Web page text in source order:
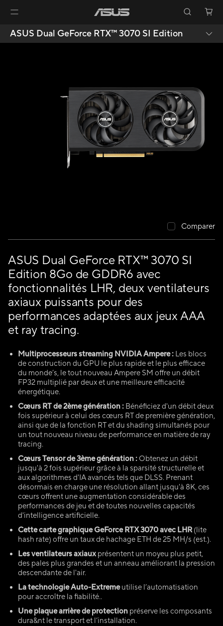
ASUS Dual GeForce RTX™️ 3070 SI Edition
ASUS Dual GeForce RTX™️ 3070 SI
Edition 8Go de GDDR6 avec
fonctionnalités LHR, deux ventilateurs
axiaux puissants pour des
performances adaptées aux jeux AAA
et ray tracing.
Multiprocesseurs streaming NVIDIA Ampere : Les blocs
de construction du GPU le plus rapide et le plus efficace
du monde’s, le tout nouveau Ampere SM offre un débit
FP32 multiplié par deux et une meilleure efficacité
énergétique.
Cœurs RT de 2ème génération : Bénéficiez d'un débit deux
fois supérieur à celui des cœurs RT de première génération,
ainsi que de la fonction RT et du shading simultanés pour
un tout nouveau niveau de performance en matière de ray
tracing.
Cœurs Tensor de 3ème génération : Obtenez un débit
jusqu'à 2 fois supérieur grâce à la sparsité structurelle et
aux algorithmes d'IA avancés tels que DLSS. Prenant
désormais en charge une résolution allant jusqu'à 8K, ces
cœurs offrent une augmentation considérable des
performances de jeu et de toutes nouvelles capacités
d'intelligence artificielle.
Cette carte graphique GeForce RTX 3070 avec LHR(lite
hash rate) offre un taux de hachage ETH de 25 MH/s (est.).
Les ventilateurs axiaux présentent un moyeu plus petit,
des pales plus grandes et un anneau améliorant la pression
descendante de l'air.
La technologie Auto-Extremeutilise l’automatisation
pour accroître la fiabilité..
Une plaque arrière de protection préserve les composants
dura&nt le transport et l’installation.
Comparer